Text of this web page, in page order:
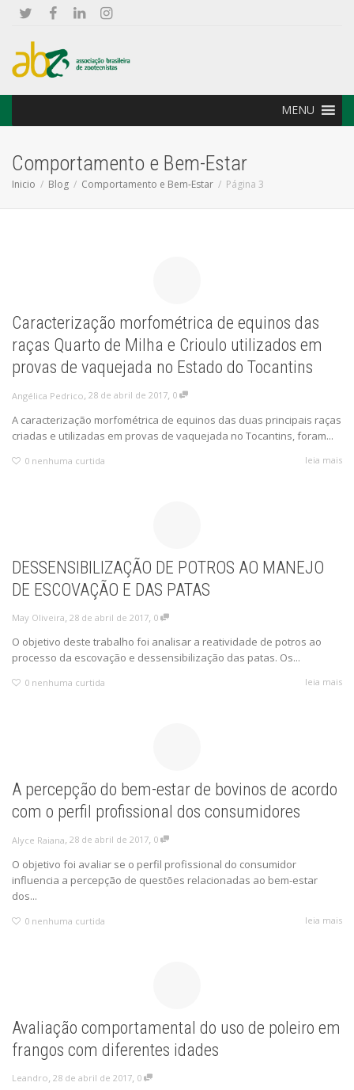
MENU
Comportamento e Bem-Estar
Inicio Blog Comportamento e Bem-Estar Página 3
Caracterização morfométrica de equinos das
raças Quarto de Milha e Crioulo utilizados em
provas de vaquejada no Estado do Tocantins
Angélica Pedrico, 28 de abril de 2017, 0
A caracterização morfométrica de equinos das duas principais raças
criadas e utilizadas em provas de vaquejada no Tocantins, foram...
0 nenhuma curtida leia mais
DESSENSIBILIZAÇÃO DE POTROS AO MANEJO
DE ESCOVAÇÃO E DAS PATAS
May Oliveira 28 de abril de 2017 0
O objetivo deste trabalho foi analisar a reatividade de potros ao
processo da escovação e dessensibilização das patas. Os...
0 nenhuma curtida leia mais
A percepção do bem-estar de bovinos de acordo
com o perfil profissional dos consumidores
Alyce Raiana, 28 de abril de 2017, 0
O objetivo foi avaliar se o perfil profissional do consumidor
influencia a percepção de questões relacionadas ao bem-estar
dos...
0 nenhuma curtida leia mais
Avaliação comportamental do uso de poleiro em
frangos com diferentes idades
Leandro, 28 de abril de 2017, 0